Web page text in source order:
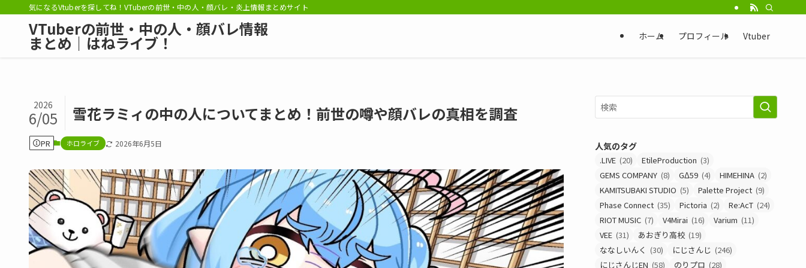
気になるVtuberを探してね！VTuberの前世・中の人・顔バレ・炎上情報まとめサイト
VTuberの前世・中の人・顔バレ情報
まとめ｜はねライブ！ ホーム プロフィール Vtuber
雪花ラミィの中の人についてまとめ！前世の噂や顔バレの真相を調査
2026
6/05
PR ホロライブ 2026年6月5日 人気のタグ
.LIVE (20) EtileProduction (3)
GEMS COMPANY (8) GΔ59 (4) HIMEHINA (2)
KAMITSUBAKI STUDIO (5) Palette Project (9)
Phase Connect (35) Pictoria (2) Re:AcT (24)
RIOT MUSIC (7) V4Mirai (16) Varium (11)
VEE (31) あおぎり高校 (19)
ななしいんく (30) にじさんじ (246)
にじさんじEN (58) のりプロ (28)